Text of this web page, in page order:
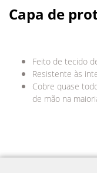
Capa de
Feito de tecido
Resistente às
Cobre quase
de mão na